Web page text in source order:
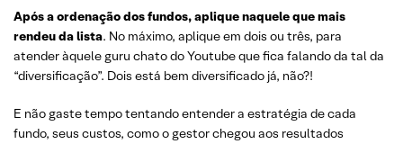
Após a ordenação dos fundos, aplique naquele que mais
rendeu da lista. No máximo, aplique em dois ou três, para
atender àquele guru chato do Youtube que fica falando da tal da
“diversificação”. Dois está bem diversificado já, não?!
E não gaste tempo tentando entender a estratégia de cada
fundo, seus custos, como o gestor chegou aos resultados